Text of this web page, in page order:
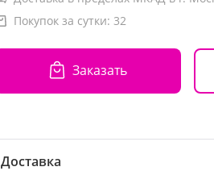
Покупок за сутки: 32
Заказать
Доставка